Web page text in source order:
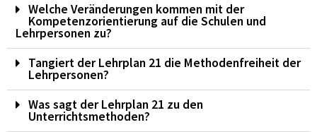
Welche Veränderungen kommen mit der
Kompetenzorientierung auf die Schulen und
Lehrpersonen zu?
Tangiert der Lehrplan 21 die Methodenfreiheit der
Lehrpersonen?
Was sagt der Lehrplan 21 zu den
Unterrichtsmethoden?